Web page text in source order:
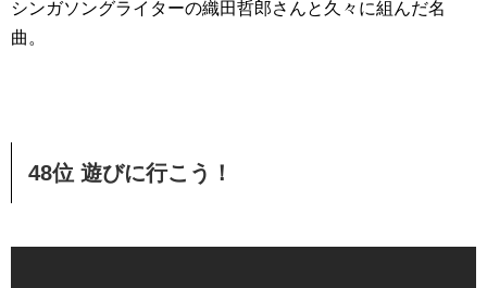
シンガソングライターの織田哲郎さんと久々に組んだ名
曲。
48位 遊びに行こう！